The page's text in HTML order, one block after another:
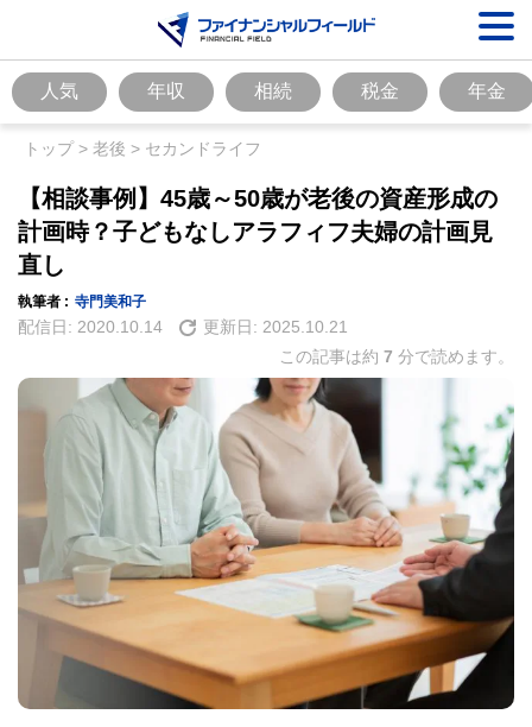
人気 年収 相続 税金 年金
トップ> 老後 > セカンドライフ
【相談事例】45歳～50歳が老後の資産形成の
計画時？子どもなしアラフィフ夫婦の計画見
直し
執筆者 : 寺門美和子
配信日: 2020.10.14 更新日: 2025.10.21
この記事は約 7 分で読めます。